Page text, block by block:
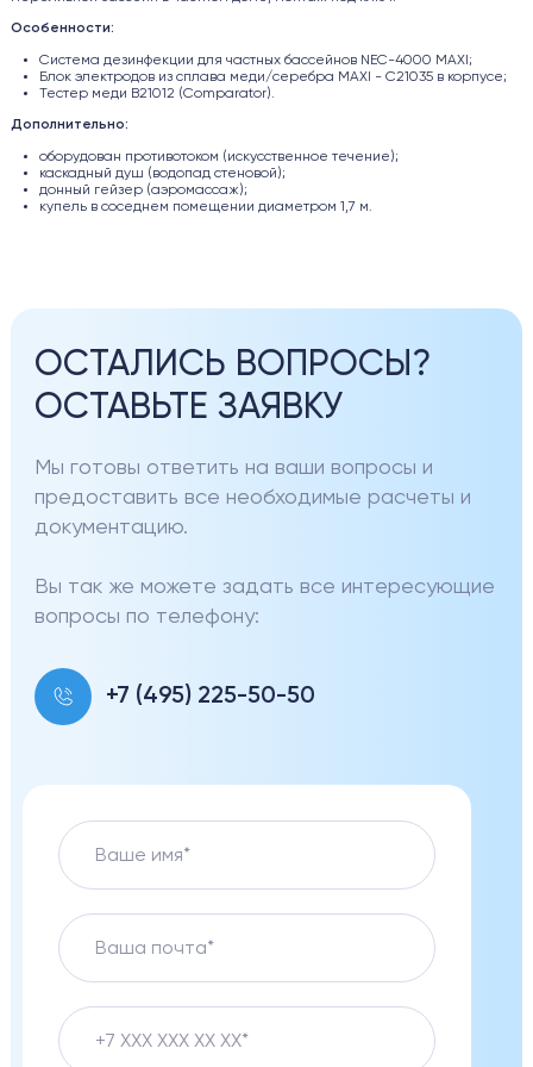
Особенности:
Система дезинфекции для частных бассейнов NEC-4000 MAXI;
Блок электродов из сплава меди/серебра MAXI - C21035 в корпусе;
Тестер меди В21012 (Comparator).
Дополнительно:
оборудован противотоком (искусственное течение);
каскадный душ (водопад стеновой);
донный гейзер (аэромассаж);
купель в соседнем помещении диаметром 1,7 м.
ОСТАЛИСЬ ВОПРОСЫ?
ОСТАВЬТЕ ЗАЯВКУ
Мы готовы ответить на ваши вопросы и
предоставить все необходимые расчеты и
документацию.
Вы так же можете задать все интересующие
вопросы по телефону:
+7 (495) 225-50-50